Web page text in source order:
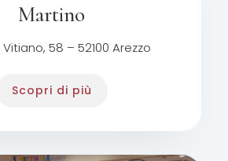
Martino
Vitiano, 58 – 52100 Arezzo
Scopri di più